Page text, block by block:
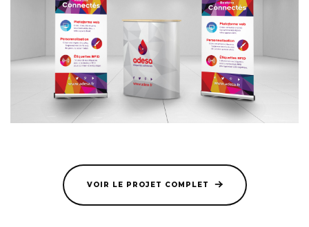
VOIR LE PROJET COMPLET